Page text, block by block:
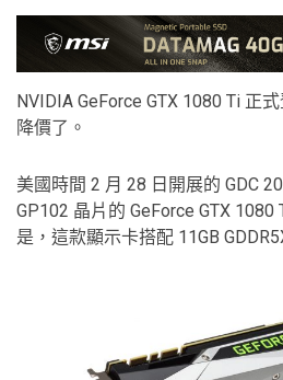
NVIDIA GeForce GTX 1080 Ti 正
降價了。
美國時間 2 月 28 日開展的 GDC
GP102 晶片的 GeForce GTX
是，這款顯示卡搭配 11GB